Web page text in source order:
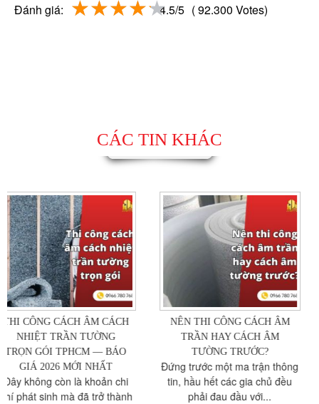
Đánh giá: 4.5/5 ( 92.300 Votes)
CÁC TIN KHÁC
NÊN THI CÔNG CÁCH ÂM
TRẦN HAY CÁCH ÂM
TƯỜNG TRƯỚC?
Đứng trước một ma trận thông
tin, hầu hết các gia chủ đều
phải đau đầu với...
CÁCH NHIỆT TRẦN NHÀ
PHỐ VS CÁCH NHIỆT
TRẦN CHUNG CƯ
Liên hệ thachcaoquan7.com
để nhận được tư vấn chi tiết
cách nhiệt trần nhà phố...